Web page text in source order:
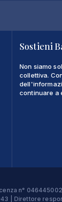
Sostieni
Non siamo
collettiva.
continuare a
n°
| Direttore